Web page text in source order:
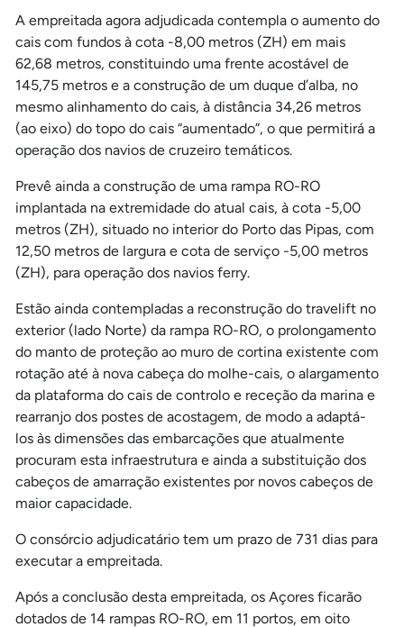
A empreitada agora adjudicada contempla o aumento do
cais com fundos à cota -8,00 metros (ZH) em mais
62,68 metros, constituindo uma frente acostável de
145,75 metros e a construção de um duque d’alba, no
mesmo alinhamento do cais, à distância 34,26 metros
(ao eixo) do topo do cais “aumentado”, o que permitirá a
operação dos navios de cruzeiro temáticos.
Prevê ainda a construção de uma rampa RO-RO
implantada na extremidade do atual cais, à cota -5,00
metros (ZH), situado no interior do Porto das Pipas, com
12,50 metros de largura e cota de serviço -5,00 metros
(ZH), para operação dos navios ferry.
Estão ainda contempladas a reconstrução do travelift no
exterior (lado Norte) da rampa RO-RO, o prolongamento
do manto de proteção ao muro de cortina existente com
rotação até à nova cabeça do molhe-cais, o alargamento
da plataforma do cais de controlo e receção da marina e
rearranjo dos postes de acostagem, de modo a adaptá-
los às dimensões das embarcações que atualmente
procuram esta infraestrutura e ainda a substituição dos
cabeços de amarração existentes por novos cabeços de
maior capacidade.
O consórcio adjudicatário tem um prazo de 731 dias para
executar a empreitada.
Após a conclusão desta empreitada, os Açores ficarão
dotados de 14 rampas RO-RO, em 11 portos, em oito